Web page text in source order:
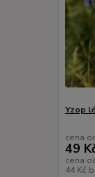
Yzop
cena
49
cena
44 Kč